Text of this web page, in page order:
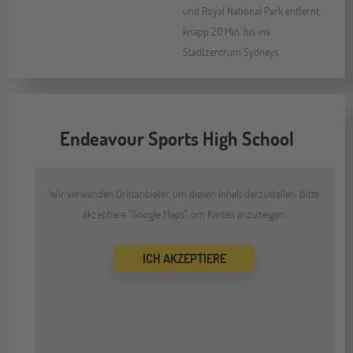
und Royal National Park entfernt,
knapp 20 Min. bis ins
Stadtzentrum Sydneys
Endeavour Sports High School
Wir verwenden Drittanbieter, um diesen Inhalt darzustellen. Bitte
akzeptiere "Google Maps", um Karten anzuzeigen.
ICH AKZEPTIERE